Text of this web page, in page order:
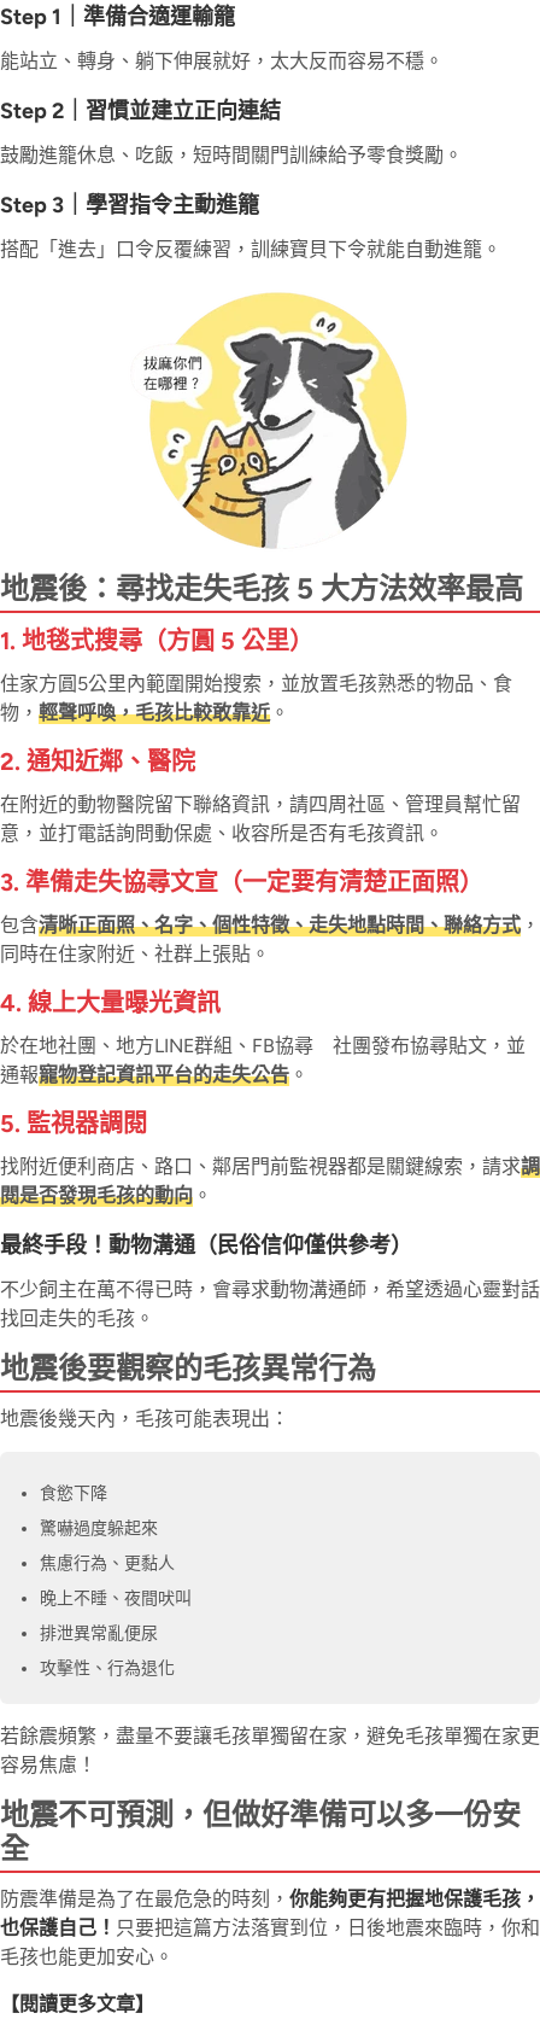
Step 1｜準備合適運輸籠
能站立、轉身、躺下伸展就好，太大反而容易不穩。
Step 2｜習慣並建立正向連結
鼓勵進籠休息、吃飯，短時間關門訓練給予零食獎勵。
Step 3｜學習指令主動進籠
搭配「進去」口令反覆練習，訓練寶貝下令就能自動進籠。
地震後：尋找走失毛孩 5 大方法效率最高
1. 地毯式搜尋（方圓 5 公里）
住家方圓5公里內範圍開始搜索，並放置毛孩熟悉的物品、食
物， 輕聲呼喚，毛孩比較敢靠近 。
2. 通知近鄰、醫院
在附近的動物醫院留下聯絡資訊，請四周社區、管理員幫忙留
意，並打電話詢問動保處、收容所是否有毛孩資訊。
3. 準備走失協尋文宣（一定要有清楚正面照）
包含清晰正面照、名字、個性特徵、走失地點時間、聯絡方式 ，
同時在住家附近、社群上張貼。
4. 線上大量曝光資訊
於在地社團、地方LINE群組、FB協尋 社團發布協尋貼文，並
通報寵物登記資訊平台的走失公告 。
5. 監視器調閱
找附近便利商店、路口、鄰居門前監視器都是關鍵線索，請求調
閱是否發現毛孩的動向 。
最終手段！動物溝通（民俗信仰僅供參考）
不少飼主在萬不得已時，會尋求動物溝通師，希望透過心靈對話
找回走失的毛孩。
地震後要觀察的毛孩異常行為
地震後幾天內，毛孩可能表現出：
食慾下降
驚嚇過度躲起來
焦慮行為、更黏人
晚上不睡、夜間吠叫
排泄異常亂便尿
攻擊性、行為退化
若餘震頻繁，盡量不要讓毛孩單獨留在家，避免毛孩單獨在家更
容易焦慮！
地震不可預測，但做好準備可以多一份安
全
防震準備是為了在最危急的時刻， 你能夠更有把握地保護毛孩，
也保護自己！ 只要把這篇方法落實到位，日後地震來臨時，你和
毛孩也能更加安心。
【閱讀更多文章】